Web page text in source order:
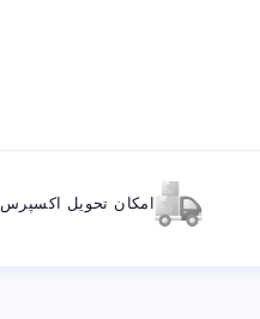
امکان تحویل اکسپرس